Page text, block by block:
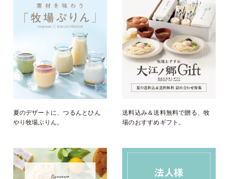
夏のデザートに、つるんとひん
やり牧場ぷりん。
送料込み＆送料無料で贈る、牧
場のおすすめギフト。